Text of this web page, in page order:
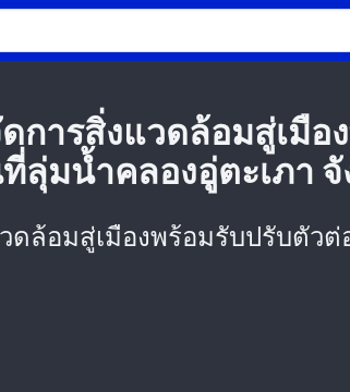
การสิ่งแวดล้อมสู่เมือ
มน้ำคลองอู่ตะเภา
ล้อมสู่เมืองพร้อมรับปรับตัว